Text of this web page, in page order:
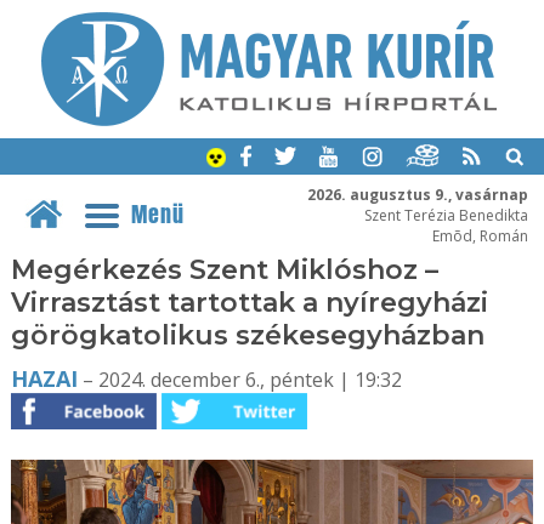
2026. augusztus 9., vasárnap
Szent Terézia Benedikta
Emõd, Román
Menü
Megérkezés Szent Miklóshoz –
Virrasztást tartottak a nyíregyházi
görögkatolikus székesegyházban
HAZAI – 2024. december 6., péntek | 19:32